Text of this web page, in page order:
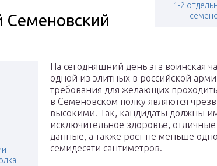
1-й
Семеновский
На сегодняшний день эта воинская
одной из элитных в российской
требования для желающих
в Семеновском полку являются
высокими. Так, кандидаты должны
исключительное здоровье,
данные, а также рост не меньше
семидесяти сантиметров.